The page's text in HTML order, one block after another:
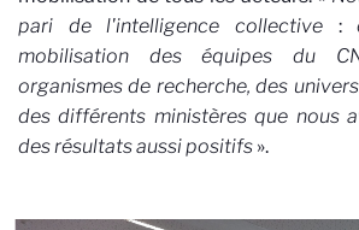
pari de l'intelligence collective :
mobilisation
des équipes du
organismes de recherche, des
des différents ministères que nous
des résultats aussi positifs ».